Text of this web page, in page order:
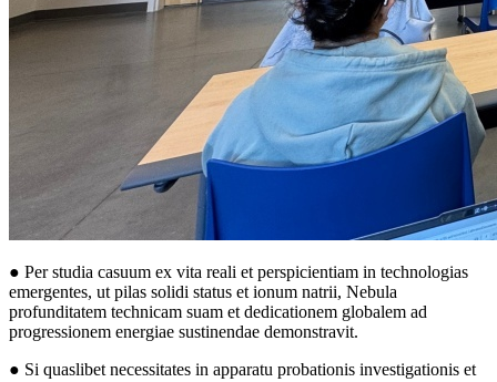
● Per studia casuum ex vita reali et perspicientiam in technologias
emergentes, ut pilas solidi status et ionum natrii, Nebula
profunditatem technicam suam et dedicationem globalem ad
progressionem energiae sustinendae demonstravit.
● Si quaslibet necessitates in apparatu probationis investigationis et